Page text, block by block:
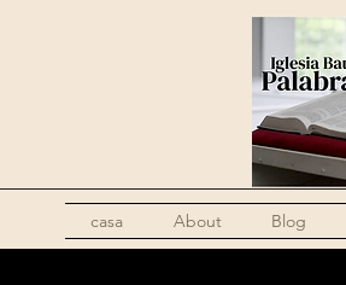
casa About Blog